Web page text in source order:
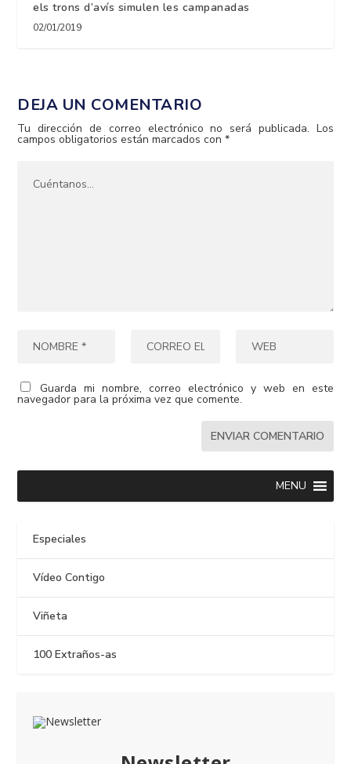
els trons d’avís simulen les campanadas
02/01/2019
DEJA UN COMENTARIO
Tu dirección de correo electrónico no será publicada. Los
campos obligatorios están marcados con*
Guarda mi nombre, correo electrónico y web en este
navegador para la próxima vez que comente.
MENU
Especiales
Vídeo Contigo
Viñeta
100 Extraños-as